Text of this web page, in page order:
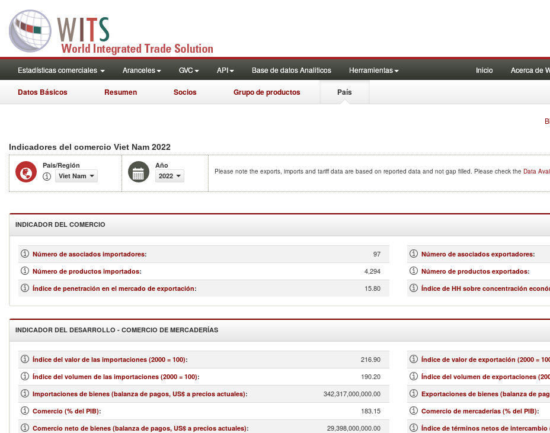
Estadísticas comerciales Aranceles GVC API Base de datos Analiticos Herramientas Inicio Acerca de
Datos Básicos Resumen Socios Grupo de productos País
Indicadores del comercio Viet Nam 2022
País/Región
Viet Nam
Año
2022
Please note the exports, imports and tariff data are based on reported data and not gap filled. Please check the Data
INDICADOR DEL COMERCIO
Número de asociados importadores: 97
Número de productos importados: 4,294
Índice de penetración en el mercado de exportación: 15.80
Número de asociados exportadores:
Número de productos exportados:
Índice de HH sobre concentración
INDICADOR DEL DESARROLLO - COMERCIO DE MERCADERÍAS
Índice del valor de las importaciones (2000 = 100): 216.90
Índice del volumen de las importaciones (2000 = 100): 190.20
Importaciones de bienes (balanza de pagos, US$ a precios actuales): 342,317,000,000.00
Comercio (% del PIB): 183.15
Comercio neto de bienes (balanza de pagos, US$ a precios actuales): 29,398,000,000.00
Índice de valor de exportación (2000 =
Índice del volumen de exportaciones
Exportaciones de bienes (balanza de
Comercio de mercaderías (% del PIB):
Índice de términos netos de intercambio